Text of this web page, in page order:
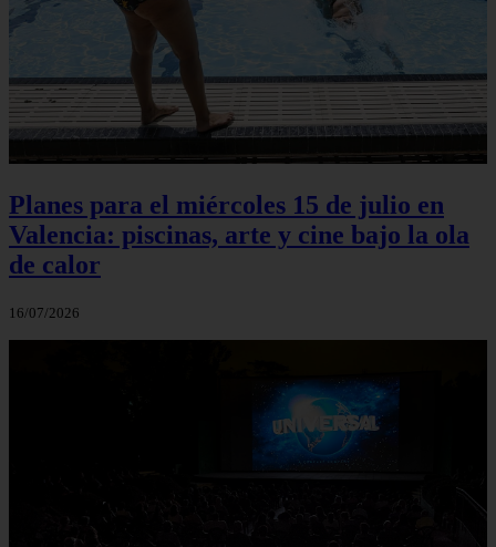
Planes para el miércoles 15 de julio en
Valencia: piscinas, arte y cine bajo la ola
de calor
16/07/2026